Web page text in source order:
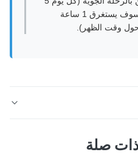
رحلات).إذا جئت من هونغ كونغ، سوف يستغرق 1 ساعة
والغاز القاسية وصفصلة